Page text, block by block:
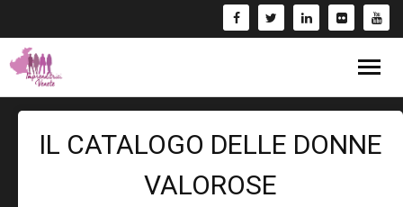
IL CATALOGO DELLE DONNE
VALOROSE